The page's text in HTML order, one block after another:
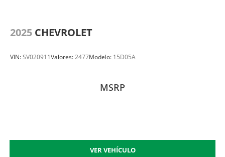
2025 CHEVROLET
VIN:SV020911Valores:2477Modelo: 15D05A
MSRP
VER VEHÍCULO